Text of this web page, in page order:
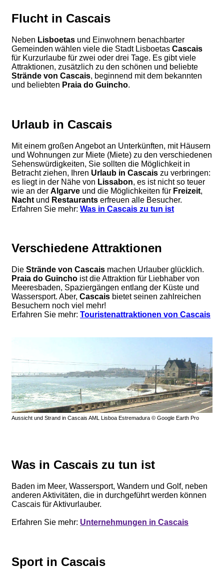
Flucht in Cascais
Neben Lisboetas und Einwohnern benachbarter
Gemeinden wählen viele die Stadt Lisboetas Cascais
für Kurzurlaube für zwei oder drei Tage. Es gibt viele
Attraktionen, zusätzlich zu den schönen und beliebte
Strände von Cascais, beginnend mit dem bekannten
und beliebten Praia do Guincho.
Urlaub in Cascais
Mit einem großen Angebot an Unterkünften, mit Häusern
und Wohnungen zur Miete (Miete) zu den verschiedenen
Sehenswürdigkeiten, Sie sollten die Möglichkeit in
Betracht ziehen, Ihren Urlaub in Cascais zu verbringen:
es liegt in der Nähe von Lissabon, es ist nicht so teuer
wie an der Algarve und die Möglichkeiten für Freizeit,
Nacht und Restaurants erfreuen alle Besucher.
Erfahren Sie mehr: Was in Cascais zu tun ist
Verschiedene Attraktionen
Die Strände von Cascais machen Urlauber glücklich.
Praia do Guincho ist die Attraktion für Liebhaber von
Meeresbaden, Spaziergängen entlang der Küste und
Wassersport. Aber, Cascais bietet seinen zahlreichen
Besuchern noch viel mehr!
Erfahren Sie mehr: Touristenattraktionen von Cascais
Aussicht und Strand in Cascais AML Lisboa Estremadura © Google Earth Pro
Was in Cascais zu tun ist
Baden im Meer, Wassersport, Wandern und Golf, neben
anderen Aktivitäten, die in durchgeführt werden können
Cascais für Aktivurlauber.
Erfahren Sie mehr: Unternehmungen in Cascais
Sport in Cascais